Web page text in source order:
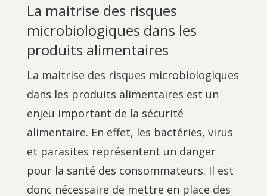
La maitrise des risques
microbiologiques dans les
produits alimentaires
La maitrise des risques microbiologiques
dans les produits alimentaires est un
enjeu important de la sécurité
alimentaire. En effet, les bactéries, virus
et parasites représentent un danger
pour la santé des consommateurs. Il est
donc nécessaire de mettre en place des